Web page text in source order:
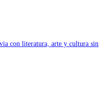
con literatura, arte y cultura sin